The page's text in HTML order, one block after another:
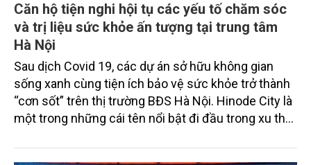
Căn hộ tiện nghi hội tụ các yếu tố chăm sóc
và trị liệu sức khỏe ấn tượng tại trung tâm
Hà Nội
Sau dịch Covid 19, các dự án sở hữu không gian
sống xanh cùng tiện ích bảo vệ sức khỏe trở thành
“cơn sốt” trên thị trường BĐS Hà Nội. Hinode City là
một trong những cái tên nổi bật đi đầu trong xu thế